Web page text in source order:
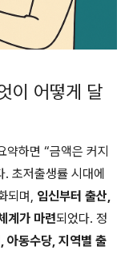
이 어떻게 달
하면 “금액은 커지
초저출생률 시대에
되며, 임신부터 출산,
계가 마련되었다. 정
아동수당, 지역별 출